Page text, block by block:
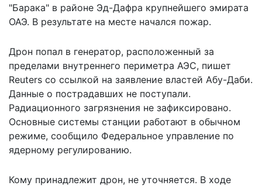
"Барака" в районе Эд-Дафра крупнейшего эмирата
ОАЭ. В результате на месте начался пожар.
Дрон попал в генератор, расположенный за
пределами внутреннего периметра АЭС, пишет
Reuters со ссылкой на заявление властей Абу-Даби.
Данные о пострадавших не поступали.
Радиационного загрязнения не зафиксировано.
Основные системы станции работают в обычном
режиме, сообщило Федеральное управление по
ядерному регулированию.
Кому принадлежит дрон, не уточняется. В ходе